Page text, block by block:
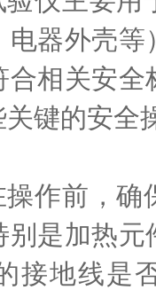
电器外壳
相关安
关键的安
作前，确
是加热
接地线是